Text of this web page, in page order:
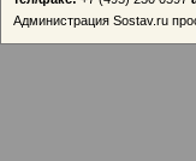
Администрация Sostav.ru